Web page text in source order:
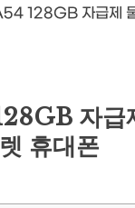
128GB 자급제
자급
휴대폰